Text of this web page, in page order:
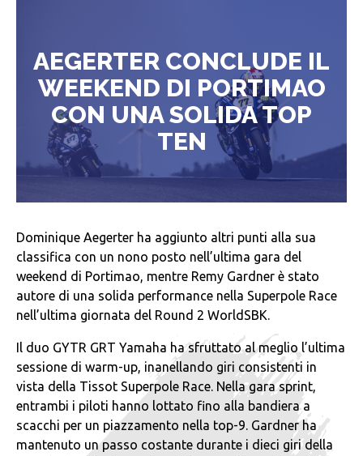
AEGERTER CONCLUDE IL
WEEKEND DI PORTIMAO
CON UNA SOLIDA TOP
TEN
Dominique Aegerter ha aggiunto altri punti alla sua
classifica con un nono posto nell’ultima gara del
weekend di Portimao, mentre Remy Gardner è stato
autore di una solida performance nella Superpole Race
nell’ultima giornata del Round 2 WorldSBK.
Il duo GYTR GRT Yamaha ha sfruttato al meglio l’ultima
sessione di warm-up, inanellando giri consistenti in
vista della Tissot Superpole Race. Nella gara sprint,
entrambi i piloti hanno lottato fino alla bandiera a
scacchi per un piazzamento nella top-9. Gardner ha
mantenuto un passo costante durante i dieci giri della